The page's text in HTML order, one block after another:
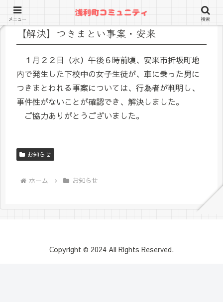
【解決】つきまとい事案・安来
１月２２日（水）午後６時前頃、安来市折坂町地
内で発生した下校中の女子生徒が、車に乗った男に
つきまとわれる事案については、行為者が判明し、
事件性がないことが確認でき、解決しました。
ご協力ありがとうございました。
お知らせ
ホーム お知らせ
Copyright © 2024 All Rights Reserved.
メニュー 検索